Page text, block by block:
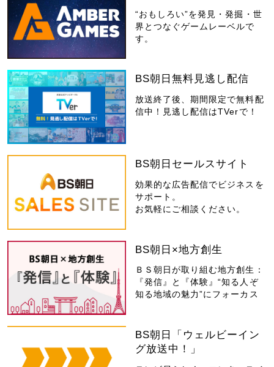
“おもしろい”を発見・発掘・世
界とつなぐゲームレーベルで
す。
BS朝日無料見逃し配信
放送終了後、期間限定で無料配
信中！見逃し配信はTVerで！
BS朝日セールスサイト
効果的な広告配信でビジネスを
サポート。
お気軽にご相談ください。
BS朝日×地方創生
ＢＳ朝日が取り組む地方創生：
『発信』と『体験』“知る人ぞ
知る地域の魅力”にフォーカス
BS朝日「ウェルビーイン
グ放送中！」